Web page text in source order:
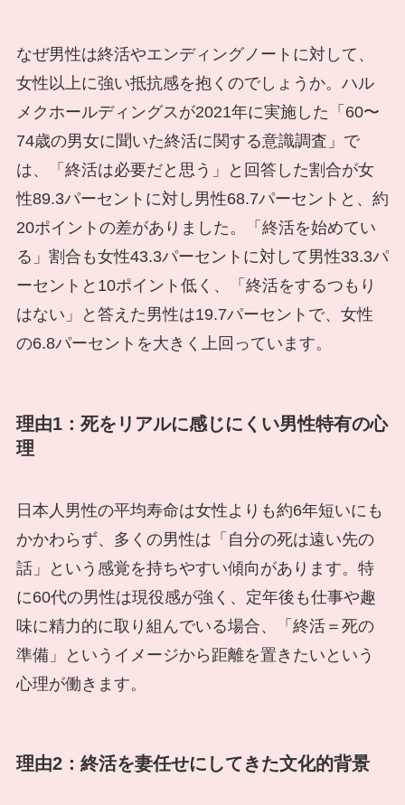
なぜ男性は終活やエンディングノートに対して、
女性以上に強い抵抗感を抱くのでしょうか。ハル
メクホールディングスが2021年に実施した「60〜
74歳の男女に聞いた終活に関する意識調査」で
は、「終活は必要だと思う」と回答した割合が女
性89.3パーセントに対し男性68.7パーセントと、約
20ポイントの差がありました。「終活を始めてい
る」割合も女性43.3パーセントに対して男性33.3パ
ーセントと10ポイント低く、「終活をするつもり
はない」と答えた男性は19.7パーセントで、女性
の6.8パーセントを大きく上回っています。
理由1：死をリアルに感じにくい男性特有の心
理
日本人男性の平均寿命は女性よりも約6年短いにも
かかわらず、多くの男性は「自分の死は遠い先の
話」という感覚を持ちやすい傾向があります。特
に60代の男性は現役感が強く、定年後も仕事や趣
味に精力的に取り組んでいる場合、「終活＝死の
準備」というイメージから距離を置きたいという
心理が働きます。
理由2：終活を妻任せにしてきた文化的背景